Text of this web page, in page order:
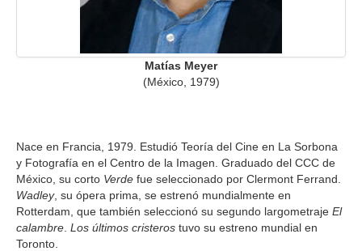
Matías Meyer
(México, 1979)
Nace en Francia, 1979. Estudió Teoría del Cine en La Sorbona
y Fotografía en el Centro de la Imagen. Graduado del CCC de
México, su corto Verde fue seleccionado por Clermont Ferrand.
Wadley, su ópera prima, se estrenó mundialmente en
Rotterdam, que también seleccionó su segundo largometraje El
calambre Los últimos cristeros tuvo su estreno mundial en
Toronto.